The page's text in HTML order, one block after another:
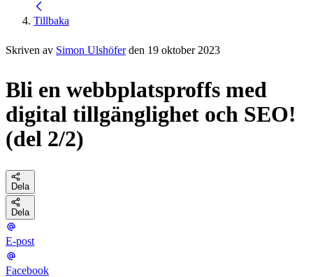
Tillbaka
Skriven av Simon Ulshöferden 19 oktober 2023
Bli en webbplatsproffs med
digital tillgänglighet och SEO!
(del 2/2)
Dela
Dela
E-post
Facebook